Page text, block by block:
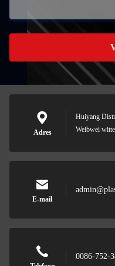
Adres
Huiyang
Weibwei
E-mail
0086-752-